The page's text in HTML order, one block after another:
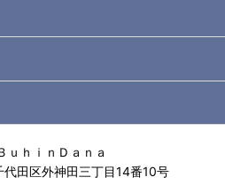
ｕｈｉｎＤａｎａ
田区外神田三丁目14番10号